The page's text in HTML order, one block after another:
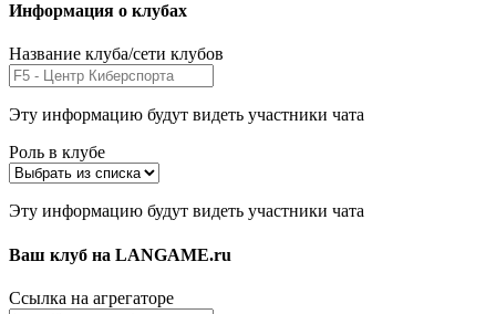
Информация о клубах
Название клуба/сети клубов
Эту информацию будут видеть участники чата
Роль в клубе
Эту информацию будут видеть участники чата
Ваш клуб на LANGAME.ru
Ссылка на агрегаторе